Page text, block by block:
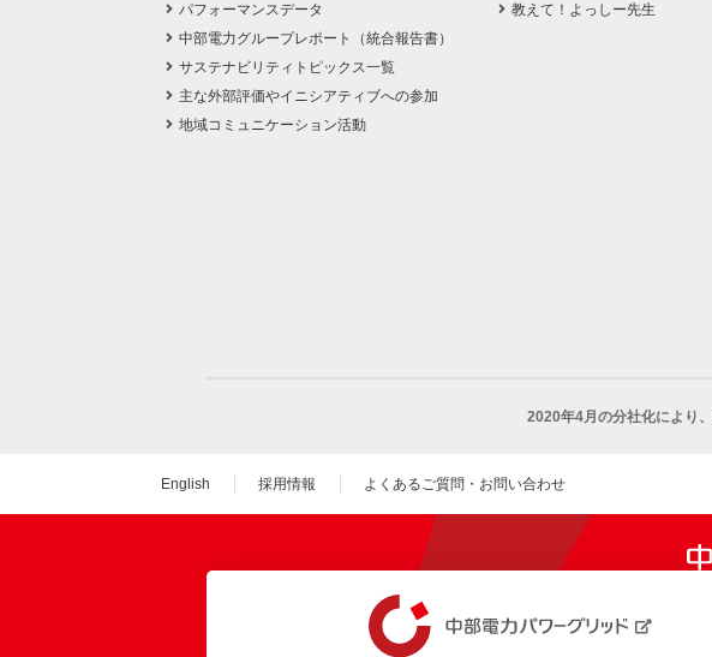
パフォーマンスデータ
中部電力グループレポート（統合報告書）
サステナビリティトピックス一覧
主な外部評価やイニシアティブへの参加
地域コミュニケーション活動
教えて！よっしー先生
2020年4月の分社化により、
English 採用情報 よくあるご質問・お問い合わせ